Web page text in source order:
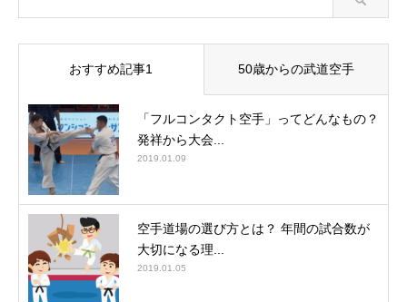
おすすめ記事1 50歳からの武道空手
「フルコンタクト空手」ってどんなもの？
発祥から大会...
2019.01.09
空手道場の選び方とは？ 年間の試合数が
大切になる理...
2019.01.05